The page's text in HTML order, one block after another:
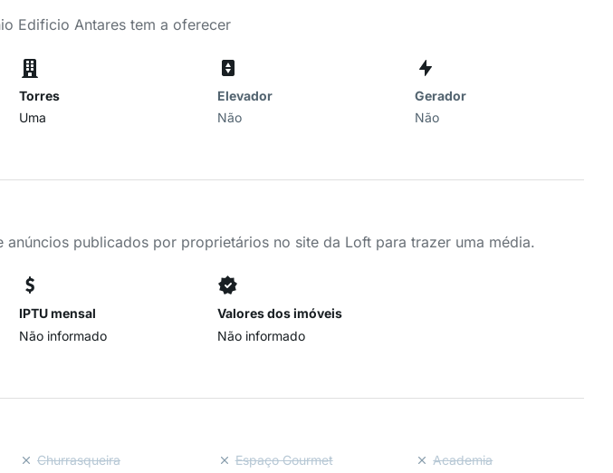
Edificio Antares tem a oferecer
Torres
Uma
Elevador
Não
Gerador
Não
anúncios publicados por proprietários no site da Loft para trazer uma média.
IPTU mensal
Não informado
Valores dos imóveis
Não informado
Churrasqueira Espaço Gourmet Academia